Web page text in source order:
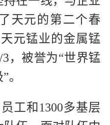
天元的第二个春
元锰业的金属锰
，被誉为“世界锰
。
工和1300多基层